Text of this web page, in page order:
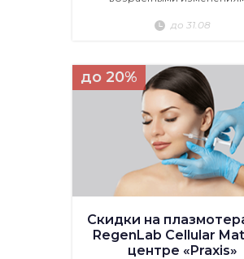
до 31.08
до 20%
Скидки на
RegenLab Cellular
центре «Praxis»